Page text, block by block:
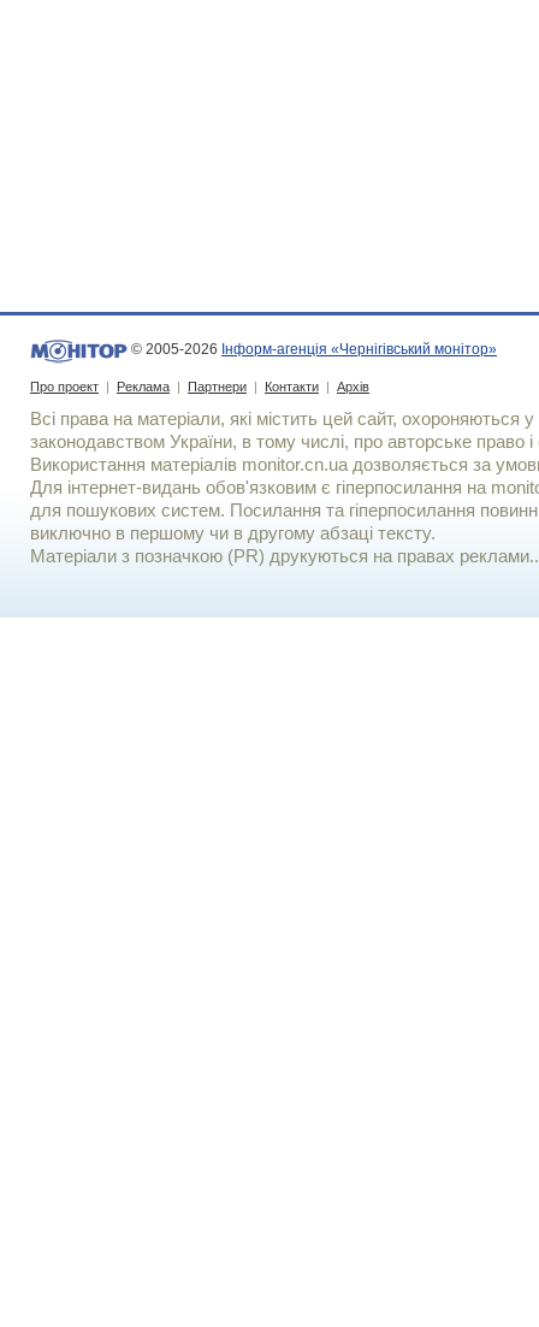
© 2005-2026 Інформ-агенція «Чернігівський монітор»
Про проект | Реклама | Партнери | Контакти | Архів
Всі права на матеріали, які містить цей сайт, охороняються у
законодавством України, в тому числі, про авторське право і
Використання матерiалiв monitor.cn.ua дозволяється за
Для iнтернет-видань обов'язковим є гiперпосилання на
для пошукових систем. Посилання та гіперпосилання
виключно в першому чи в другому абзаці тексту.
Матеріали з позначкою (PR) друкуються на правах реклами..